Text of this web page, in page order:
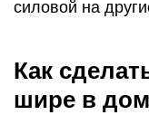
силовой на
Как
шире в